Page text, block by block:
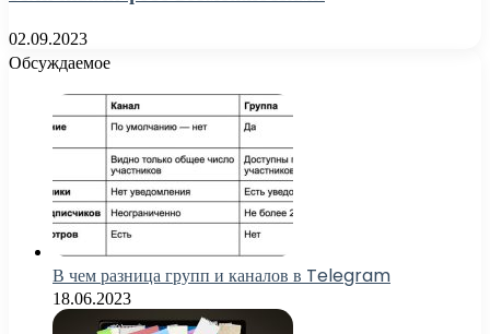
02.09.2023
Обсуждаемое
В чем разница групп и каналов в Telegram
18.06.2023